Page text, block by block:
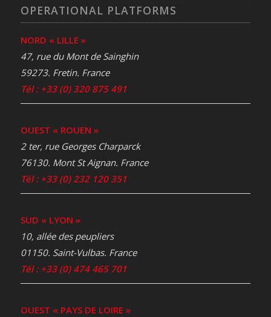
OPERATIONAL PLATFORMS
NORD « LILLE »
47, rue du Mont de Sainghin
59273. Fretin. France
Tél : +33 (0) 320 875 491
OUEST « ROUEN »
2 ter, rue Georges Charparck
76130. Mont St Aignan. France
Tél : +33 (0) 232 120 351
SUD « LYON »
10, allée des peupliers
01150. Saint-Vulbas. France
Tél : +33 (0) 474 465 701
OUEST « PAYS DE LOIRE »